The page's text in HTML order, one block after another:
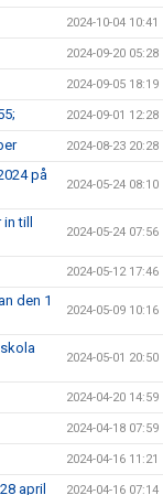
2024-10-04 10:41
2024-09-20 05:28
2024-09-05 18:19
2024-09-01 12:28
2024-08-23 20:28
på
2024-05-24 08:10
in till
2024-05-24 07:56
2024-05-12 17:46
den 1
2024-05-09 10:16
2024-05-01 20:50
2024-04-20 14:59
2024-04-18 07:59
2024-04-16 11:21
april 2024-04-16 07:14